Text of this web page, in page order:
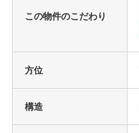
この物件のこだわり
方位
構造